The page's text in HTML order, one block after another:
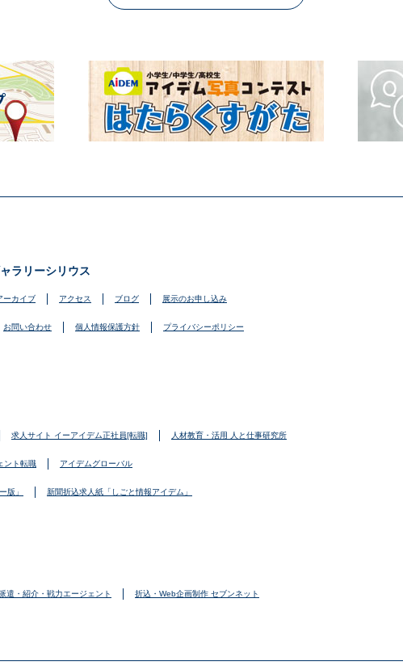
ラリーシリウス
ーカイブ アクセス ブログ 展示のお申し込み
お問い合わせ 個人情報保護方針 プライバシーポリシー
求人サイト イーアイデム正社員[転職] 人材教育・活用 人と仕事研究所
ント転職 アイデムグローバル
版」 新聞折込求人紙「しごと情報アイデム」
遣・紹介・戦力エージェント 折込・Web企画制作 セブンネット